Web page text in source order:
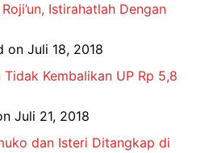
Istirahatlah Dengan
on Juli 18, 2018
Kembalikan UP Rp 5,8
Juli 21, 2018
dan Isteri Ditangkap di